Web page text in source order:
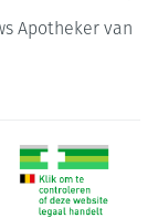
Apotheker van